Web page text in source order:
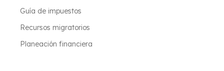
Guía de impuestos
Recursos migratorios
Planeación financiera